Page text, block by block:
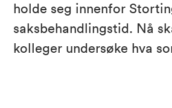
holde seg innenfor
saksbehandlingstid. Nå
kolleger undersøke hva